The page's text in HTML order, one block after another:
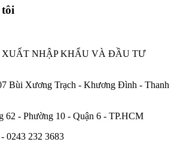
tôi
XUẤT NHẬP KHẨU VÀ ĐẦU TƯ
Bùi Xương Trạch - Khương Đình - Thanh
62 - Phường 10 - Quận 6 - TP.HCM
0243 232 3683